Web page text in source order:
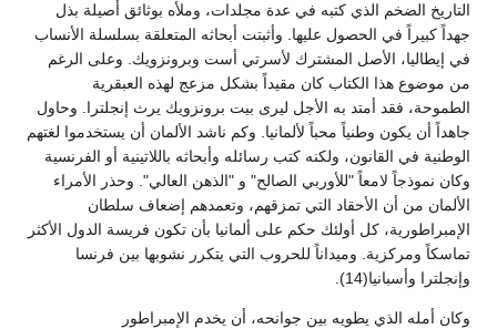
التاريخ الضخم الذي كتبه في عدة مجلدات، وملأه بوثائق أصيلة بذل
جهداً كبيراً في الحصول عليها. وأثبتت أبحاثه المتعلقة بسلسلة الأنساب
في إيطاليا، الأصل المشترك لأسرتي أست وبرونزويك. وعلى الرغم
من موضوع هذا الكتاب كان مقيداً بشكل مزعج لهذه العبقرية
الطموحة، فقد أمتد به الأجل ليرى بيت برونزويك يرث إنجلترا. وحاول
جاهداً أن يكون وطنياً محباً لألمانيا. وكم ناشد الألمان أن يستخدموا لغتهم
الوطنية في القانون، ولكنه كتب رسائله وأبحاثه باللاتينية أو الفرنسية
وكان نموذجاً لامعاً "للأوربي الصالح" و "الذهن العالي". وحذر الأمراء
الألمان من أن الأحقاد التي تمزقهم، وتعمدهم إضعاف سلطان
الإمبراطورية، كل أولئك حكم على ألمانيا بأن تكون فريسة الدول الأكثر
تماسكاً ومركزية. وميداناً للحروب التي يتكرر نشوبها بين فرنسا
وإنجلترا وأسبانيا(14).
وكان أمله الذي يطويه بين جوانحه، أن يخدم الإمبراطور